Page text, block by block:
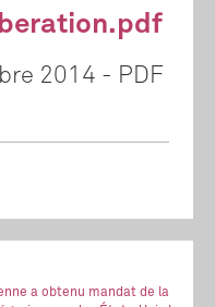
2014 - PDF
a obtenu mandat de la